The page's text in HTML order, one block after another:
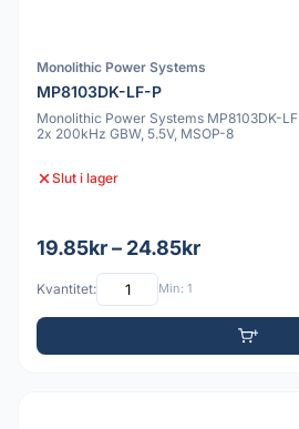
Monolithic Power Systems
MP8103DK-LF-P
Monolithic Power Systems MP8103DK-
2x 200kHz GBW, 5.5V, MSOP-8
Slut i lager
19.85kr – 24.85kr
Kvantitet: Min: 1